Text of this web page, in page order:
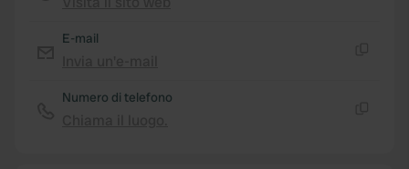
E-mail
Numero di telefono